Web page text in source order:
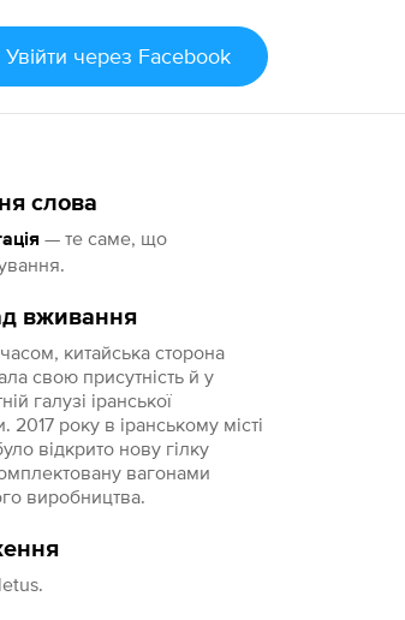
Увійти через Facebook
слова
— те саме, що
вживання
китайська сторона
свою присутність й у
галузі іранської
2017 року в іранському місті
відкрито нову гілку
вагонами
виробництва.